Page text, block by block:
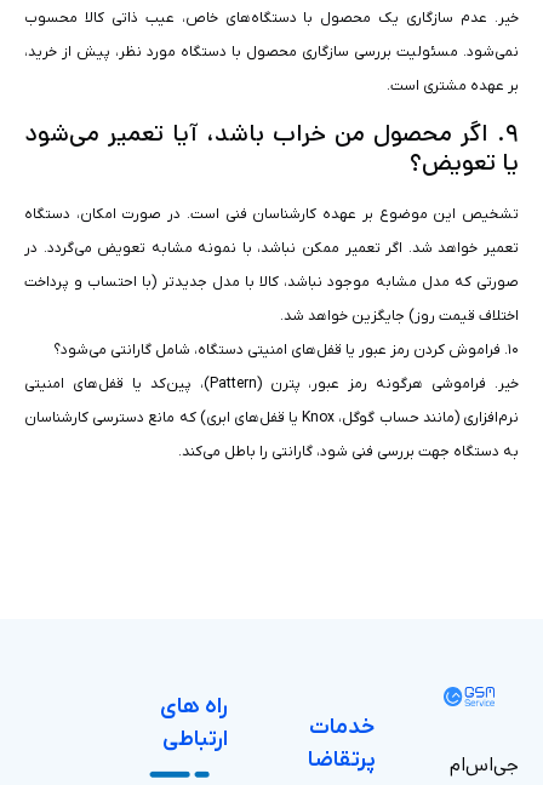
خیر. عدم سازگاری یک محصول با دستگاه‌های خاص، عیب ذاتی کالا محسوب
نمی‌شود. مسئولیت بررسی سازگاری محصول با دستگاه مورد نظر، پیش از خرید،
بر عهده مشتری است.
۹. اگر محصول من خراب باشد، آیا تعمیر می‌شود
یا تعویض؟
تشخیص این موضوع بر عهده کارشناسان فنی است. در صورت امکان، دستگاه
تعمیر خواهد شد. اگر تعمیر ممکن نباشد، با نمونه مشابه تعویض می‌گردد. در
صورتی که مدل مشابه موجود نباشد، کالا با مدل جدیدتر (با احتساب و پرداخت
اختلاف قیمت روز) جایگزین خواهد شد.
۱۰. فراموش کردن رمز عبور یا قفل‌های امنیتی دستگاه، شامل گارانتی می‌شود؟
خیر. فراموشی هرگونه رمز عبور، پترن (Pattern)، پین‌کد یا قفل‌های امنیتی
نرم‌افزاری (مانند حساب گوگل، Knox یا قفل‌های ابری) که مانع دسترسی کارشناسان
به دستگاه جهت بررسی فنی شود، گارانتی را باطل می‌کند.
جی‌اس‌ام
خدمات
پرتقاضا
راه های
ارتباطی